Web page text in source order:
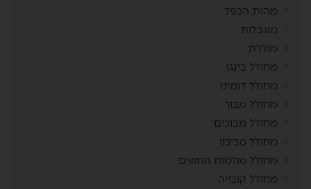
מהות הכפל
מוגבלות
מולדת
מחולל בינגו
מחולל דומינו
מחולל מבוך
מחולל מבוכים
מחולל סביבון
מחולל סולמות ונחשים
מחולל קובייה